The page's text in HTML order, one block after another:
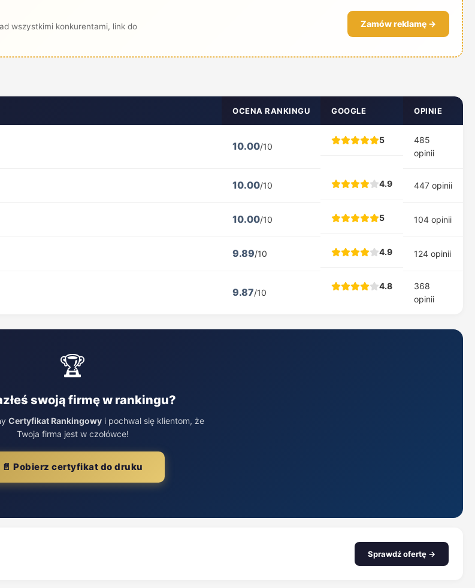
wszystkimi konkurentami, link do
Zamów reklamę →
OCENA RANKINGU GOOGLE OPINIE
10.00/10
5
485
opinii
10.00/10 4.9 447 opinii
10.00/10 5 104 opinii
9.89/10 4.9 124 opinii
9.87/10
4.8
368
opinii
🏆
swoją firmę w rankingu?
Certyfikat Rankingowyi pochwal się klientom, że
Twoja firma jest w czołówce!
📄 Pobierz certyfikat do druku
Sprawdź ofertę →